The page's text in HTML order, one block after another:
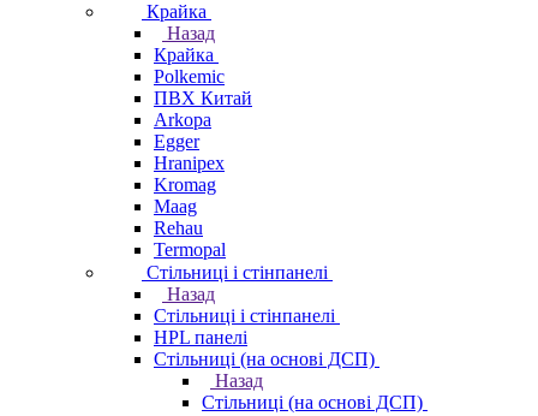
Крайка
Назад
Крайка
Polkemic
ПВХ Китай
Arkopa
Egger
Hranipex
Kromag
Maag
Rehau
Termopal
Стільниці і стінпанелі
Назад
Стільниці і стінпанелі
HPL панелі
Стільниці (на основі ДСП)
Назад
Стільниці (на основі ДСП)